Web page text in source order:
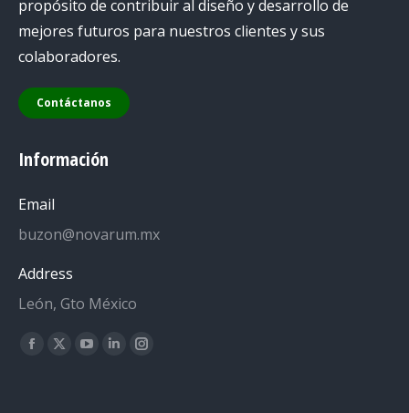
propósito de contribuir al diseño y desarrollo de
mejores futuros para nuestros clientes y sus
colaboradores.
Contáctanos
Información
Email
buzon@novarum.mx
Address
León, Gto México
Encuéntranos en:
Facebook
X
YouTube
LinkedinInstagram